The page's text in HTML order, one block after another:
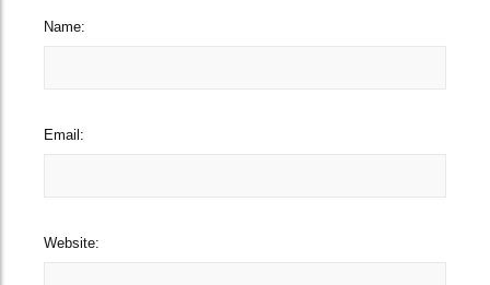
Name:
Email:
Website: